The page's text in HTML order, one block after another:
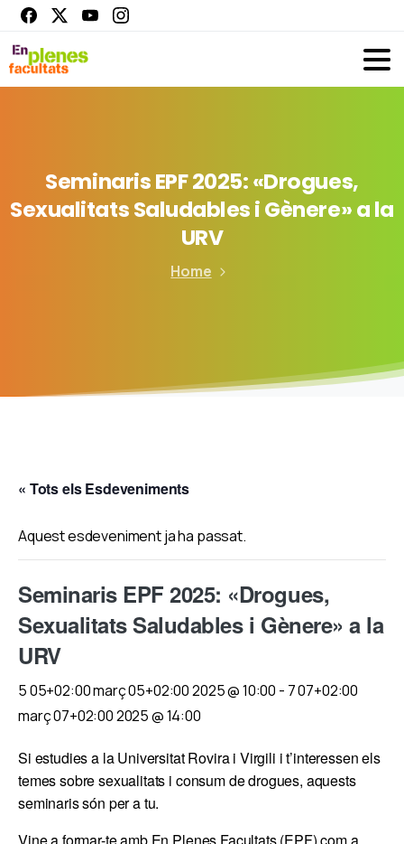
SeminarisEPF2025:«Drogues,
SexualitatsSaludablesiGènere»ala
URV
Home
« Tots els Esdeveniments
Aquest esdeveniment ja ha passat.
Seminaris EPF 2025: «Drogues,
Sexualitats Saludables i Gènere» a la
URV
5 05+02:00 març 05+02:00 2025 @ 10:00 - 7 07+02:00
març 07+02:00 2025 @ 14:00
Si estudies a la Universitat Rovira i Virgili i t’interessen els
temes sobre sexualitats i consum de drogues, aquests
seminaris són per a tu.
Vine a formar-te amb En Plenes Facultats (EPF) com a